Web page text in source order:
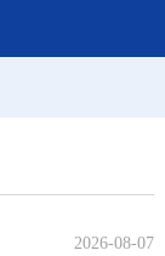
2026-08-07